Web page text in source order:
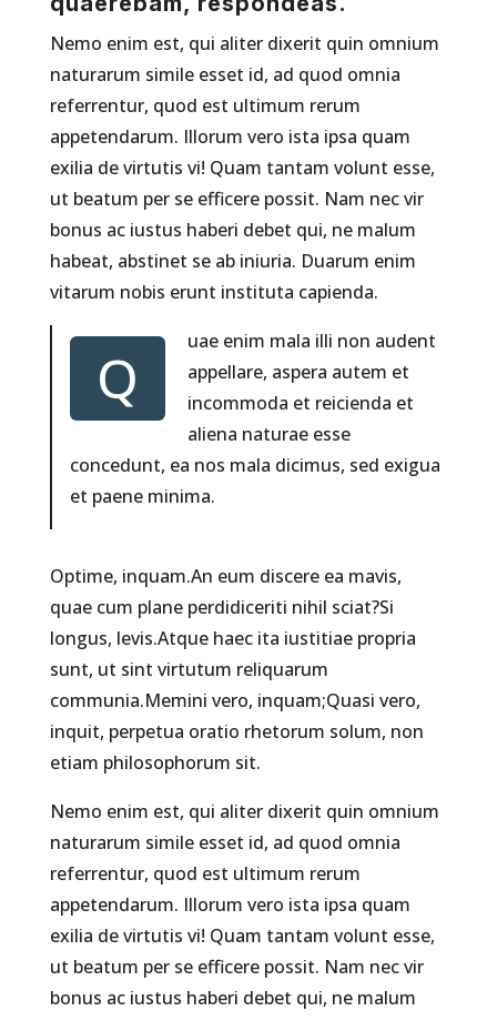
Nemo enim est, qui aliter dixerit quin omnium
naturarum simile esset id, ad quod omnia
referrentur, quod est ultimum rerum
appetendarum. Illorum vero ista ipsa quam
exilia de virtutis vi! Quam tantam volunt esse,
ut beatum per se efficere possit. Nam nec vir
bonus ac iustus haberi debet qui, ne malum
habeat, abstinet se ab iniuria. Duarum enim
vitarum nobis erunt instituta capienda.
Q
uae enim mala illi non audent
appellare, aspera autem et
incommoda et reicienda et
aliena naturae esse
concedunt, ea nos mala dicimus, sed exigua
et paene minima.
Optime, inquam.An eum discere ea mavis,
quae cum plane perdidiceriti nihil sciat?Si
longus, levis.Atque haec ita iustitiae propria
sunt, ut sint virtutum reliquarum
communia.Memini vero, inquam;Quasi vero,
inquit, perpetua oratio rhetorum solum, non
etiam philosophorum sit.
Nemo enim est, qui aliter dixerit quin omnium
naturarum simile esset id, ad quod omnia
referrentur, quod est ultimum rerum
appetendarum. Illorum vero ista ipsa quam
exilia de virtutis vi! Quam tantam volunt esse,
ut beatum per se efficere possit. Nam nec vir
bonus ac iustus haberi debet qui, ne malum